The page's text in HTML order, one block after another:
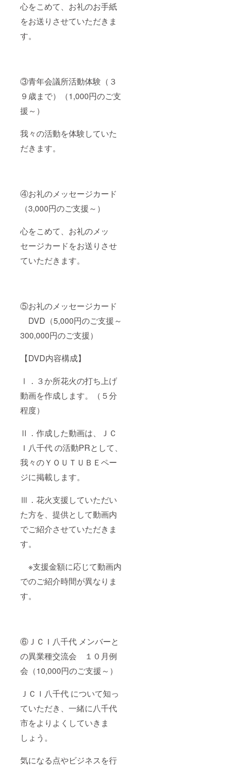
心をこめて、お礼のお手紙
をお送りさせていただきま
す。
③青年会議所活動体験（３
９歳まで）（1,000円のご支
援～）
我々の活動を体験していた
だきます。
④お礼のメッセージカード
（3,000円のご支援～）
心をこめて、お礼のメッ
セージカードをお送りさせ
ていただきます。
⑤お礼のメッセージカード
DVD（5,000円のご支援～
300,000円のご支援）
【DVD内容構成】
Ⅰ．３か所花火の打ち上げ
動画を作成します。（５分
程度）
Ⅱ．作成した動画は、ＪＣ
Ｉ八千代 の活動PRとして、
我々のＹＯＵＴＵＢＥペー
ジに掲載します。
Ⅲ．花火支援していただい
た方を、提供として動画内
でご紹介させていただきま
す。
※支援金額に応じて動画内
でのご紹介時間が異なりま
す。
⑥ＪＣＩ八千代 メンバーと
の異業種交流会 １０月例
会（10,000円のご支援～）
ＪＣＩ八千代 について知っ
ていただき、一緒に八千代
市をよりよくしていきま
しょう。
気になる点やビジネスを行